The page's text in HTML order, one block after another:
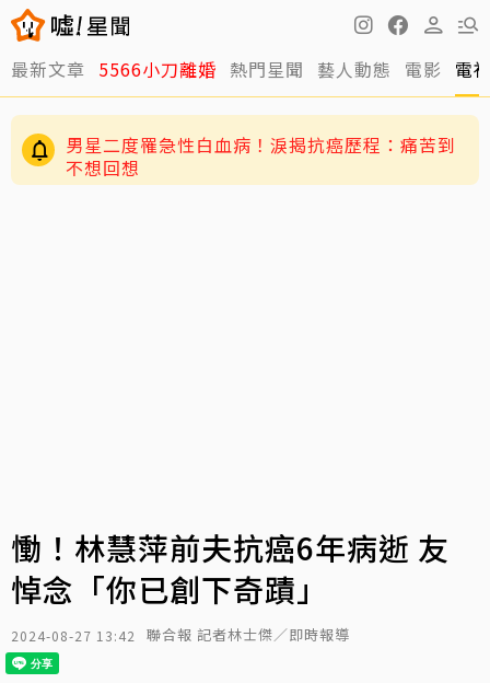
最新文章 5566小刀離婚 熱門星聞 藝人動態 電影 電
男星二度罹急性白血病！淚揭抗癌歷程：痛苦到
不想回想
慟！林慧萍前夫抗癌6年病逝 友
悼念「你已創下奇蹟」
2024-08-27 13:42 聯合報 記者林士傑／即時報導